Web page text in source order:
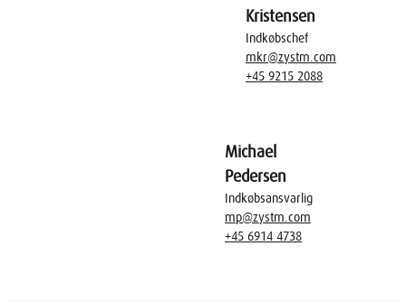
Kristensen
Indkøbschef
mkr@zystm.com
+45 9215 2088
Michael
Pedersen
Indkøbsansvarlig
mp@zystm.com
+45 6914 4738